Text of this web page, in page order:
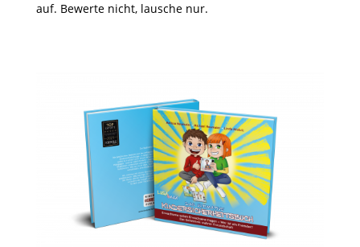
auf. Bewerte nicht, lausche nur.